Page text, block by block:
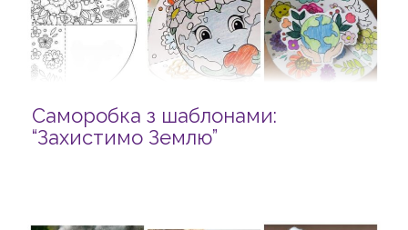
Саморобка з шаблонами:
“Захистимо Землю”